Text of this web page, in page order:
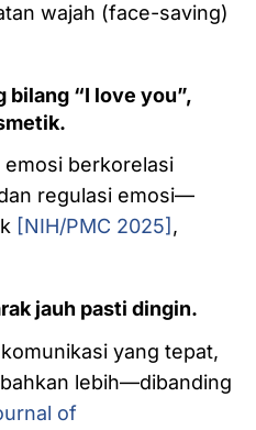
wajah (face-saving)
bilang “I love you”,
emosi berkorelasi
regulasi emosi—
[NIH/PMC 2025] ,
jauh pasti dingin.
yang tepat,
lebih—dibanding
of